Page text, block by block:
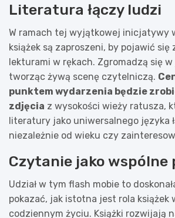
Literatura łączy ludzi
W ramach tej wyjątkowej inicjatywy
książek są zaproszeni, by pojawić się
lekturami w rękach. Zgromadzą się
tworząc żywą scenę czytelniczą.
punktem wydarzenia będzie
zdjęcia z wysokości wieży ratusza,
literatury jako uniwersalnego języka
niezależnie od wieku czy
Czytanie jako wspólne
Udział w tym flash mobie to
pokazać, jak istotna jest rola książek
codziennym życiu. Książki rozwijają